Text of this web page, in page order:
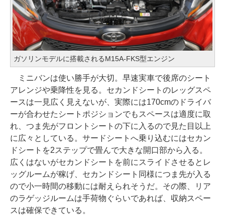
ガソリンモデルに搭載されるM15A-FKS型エンジン
ミニバンは使い勝手が大切。早速実車で後席のシート
アレンジや乗降性を見る。セカンドシートのレッグスペ
ースは一見広く見えないが、実際には170cmのドライバ
ーが合わせたシートポジションでもスペースは適度に取
れ、つま先がフロントシートの下に入るので見た目以上
に広々としている。サードシートへ乗り込むにはセカン
ドシートを2ステップで畳んで大きな開口部から入る。
広くはないがセカンドシートを前にスライドさせるとレ
ッグルームが稼げ、セカンドシート同様につま先が入る
ので小一時間の移動には耐えられそうだ。その際、リア
のラゲッジルームは手荷物ぐらいであれば、収納スペー
スは確保できている。